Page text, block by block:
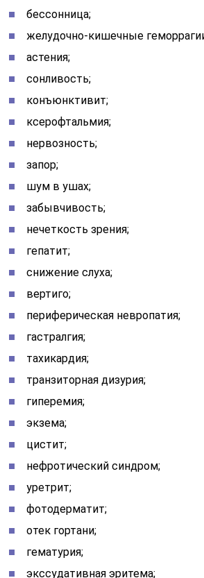
бессонница;
желудочно-кишечные
астения;
сонливость;
конъюнктивит;
ксерофтальмия;
нервозность;
запор;
шум в ушах;
забывчивость;
нечеткость зрения;
гепатит;
снижение слуха;
вертиго;
периферическая невропатия;
гастралгия;
тахикардия;
транзиторная дизурия;
гиперемия;
экзема;
цистит;
нефротический синдром;
уретрит;
фотодерматит;
отек гортани;
гематурия;
экссудативная эритема;